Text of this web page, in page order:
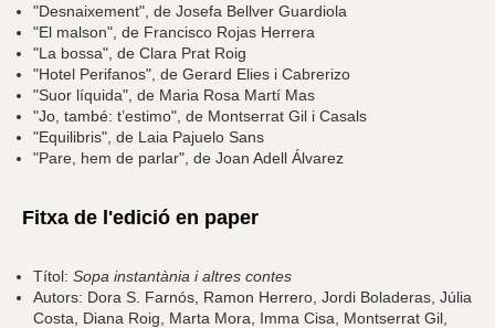
"Desnaixement", de Josefa Bellver Guardiola
"El malson", de Francisco Rojas Herrera
"La bossa", de Clara Prat Roig
"Hotel Perifanos", de Gerard Elies i Cabrerizo
"Suor líquida", de Maria Rosa Martí Mas
"Jo, també: t’estimo", de Montserrat Gil i Casals
"Equilibris", de Laia Pajuelo Sans
"Pare, hem de parlar", de Joan Adell Álvarez
Fitxa de l'edició en paper
Títol: Sopa instantània i altres contes
Autors: Dora S. Farnós, Ramon Herrero, Jordi Boladeras, Júlia
Costa, Diana Roig, Marta Mora, Imma Cisa, Montserrat Gil,